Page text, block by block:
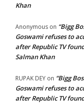
Khan
Anonymous on “Bigg
Goswami refuses to
after Republic TV
Salman Khan
RUPAK DEY on “Bigg
Goswami refuses to
after Republic TV